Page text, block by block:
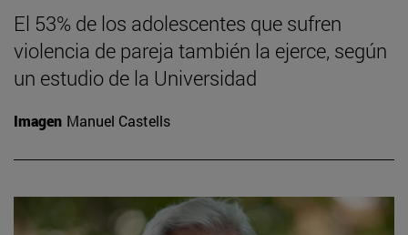
El 53% de los adolescentes que sufren
violencia de pareja también la ejerce, según
un estudio de la Universidad
Imagen Manuel Castells